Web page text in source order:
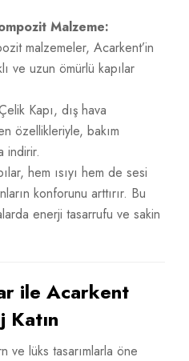
Malzeme:
malzemeler, Acarkent’in
ve uzun ömürlü kapılar
Kapı, dış hava
özellikleriyle, bakım
indirir.
hem ısıyı hem de sesi
konforunu arttırır. Bu
enerji tasarrufu ve sakin
ile Acarkent
Katın
ve lüks tasarımlarla öne